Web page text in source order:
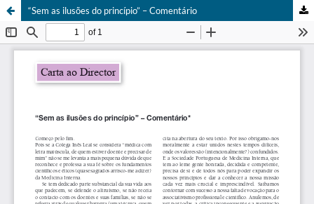
“Sem as ilusões do princípio” – Comentário